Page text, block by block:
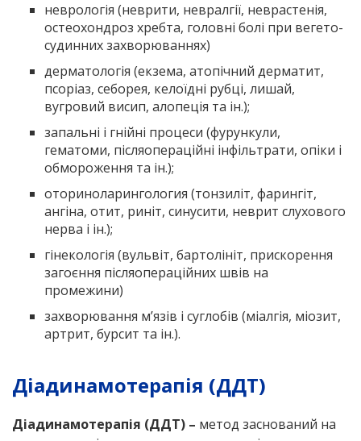
неврологія (неврити, невралгії, неврастенія,
остеохондроз хребта, головні болі при вегето-
судинних захворюваннях)
дерматологія (екзема, атопічний дерматит,
псоріаз, себорея, келоїдні рубці, лишай,
вугровий висип, алопеція та ін.);
запальні і гнійні процеси (фурункули,
гематоми, післяопераційні інфільтрати, опіки і
обмороження та ін.);
оториноларингология (тонзиліт, фарингіт,
ангіна, отит, риніт, синусити, неврит слухового
нерва і ін.);
гінекологія (вульвіт, бартолініт, прискорення
загоєння післяопераційних швів на
промежини)
захворювання м’язів і суглобів (міалгія, міозит,
артрит, бурсит та ін.).
Діадинамотерапія (ДДТ)
Діадинамотерапія (ДДТ) – метод заснований на